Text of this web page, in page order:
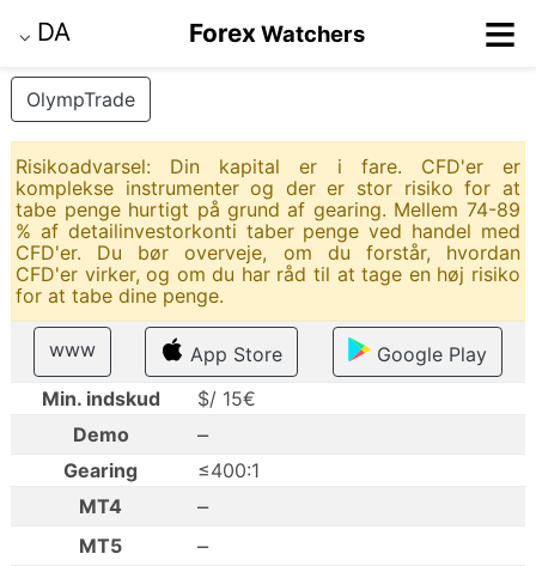
⌵ DA ForexWatchers ≡
OlympTrade
Risikoadvarsel: Din kapital er i fare. CFD'er er
komplekse instrumenter og der er stor risiko for at
tabe penge hurtigt på grund af gearing. Mellem 74-89
% af detailinvestorkonti taber penge ved handel med
CFD'er. Du bør overveje, om du forstår, hvordan
CFD'er virker, og om du har råd til at tage en høj risiko
for at tabe dine penge.
www App Store
Google Play
Min. indskud
$/ 15€
Demo
–
Gearing
≤400:1
MT4
–
MT5 –